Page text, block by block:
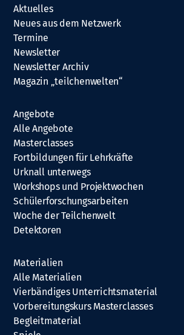
Aktuelles
Neues aus dem Netzwerk
Termine
Newsletter
Newsletter Archiv
Magazin „teilchenwelten“
Angebote
Alle Angebote
Masterclasses
Fortbildungen für Lehrkräfte
Urknall unterwegs
Workshops und Projektwochen
Schülerforschungsarbeiten
Woche der Teilchenwelt
Detektoren
Materialien
Alle Materialien
Vierbändiges Unterrichtsmaterial
Vorbereitungskurs Masterclasses
Begleitmaterial